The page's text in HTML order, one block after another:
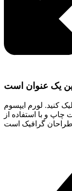
یک عنوان است
کنید. لورم ایپسوم
و با استفاده از